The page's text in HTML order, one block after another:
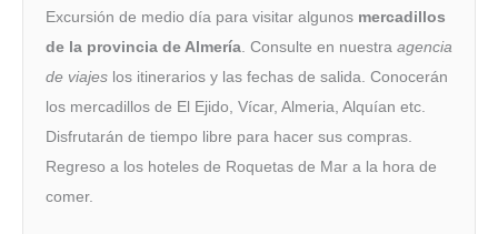
Excursión de medio día para visitar algunos mercadillos
de la provincia de Almería . Consulte en nuestra agencia
de viajes los itinerarios y las fechas de salida. Conocerán
los mercadillos de El Ejido, Vícar, Almeria, Alquían etc.
Disfrutarán de tiempo libre para hacer sus compras.
Regreso a los hoteles de Roquetas de Mar a la hora de
comer.